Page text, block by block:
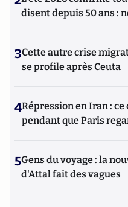
disent depuis 50 ans :
3Cette autre crise
se profile après Ceuta
4Répression en Iran :
pendant que Paris
5Gens du voyage : la
d'Attal fait des vagues